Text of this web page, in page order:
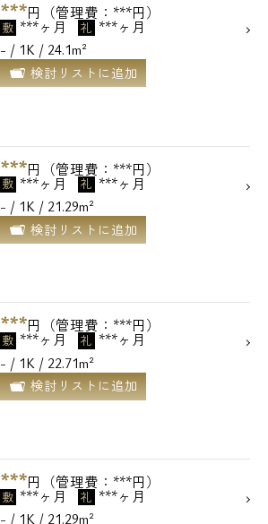
***円（管理費：***円）
敷 ***ヶ月 礼 ***ヶ月
- / 1K / 24.1m²
検討リストに追加
***円（管理費：***円）
敷 ***ヶ月 礼 ***ヶ月
- / 1K / 21.29m²
検討リストに追加
***円（管理費：***円）
敷 ***ヶ月 礼 ***ヶ月
- / 1K / 22.71m²
検討リストに追加
***円（管理費：***円）
敷 ***ヶ月 礼 ***ヶ月
- / 1K / 21.29m²